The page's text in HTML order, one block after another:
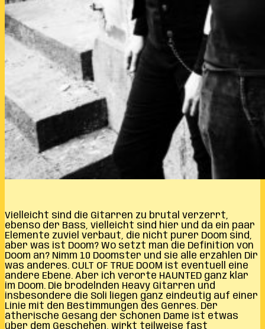
Vielleicht sind die Gitarren zu brutal verzerrt,
ebenso der Bass, vielleicht sind hier und da ein paar
Elemente zuviel verbaut, die nicht purer Doom sind,
aber was ist Doom? Wo setzt man die Definition von
Doom an? Nimm 10 Doomster und sie alle erzählen Dir
was anderes. CULT OF TRUE DOOM ist eventuell eine
andere Ebene. Aber ich verorte HAUNTED ganz klar
im Doom. Die brodelnden Heavy Gitarren und
insbesondere die Soli liegen ganz eindeutig auf einer
Linie mit den Bestimmungen des Genres. Der
ätherische Gesang der schönen Dame ist etwas
über dem Geschehen, wirkt teilweise fast